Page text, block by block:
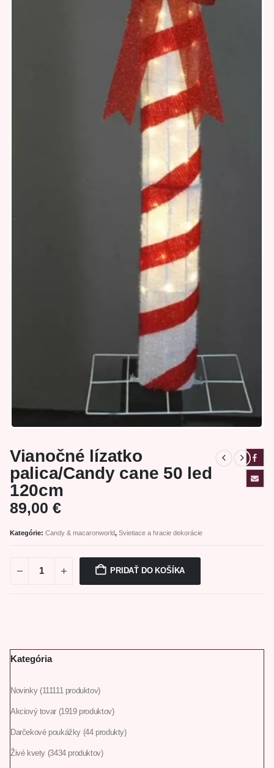
Vianočné lízatko
palica/Candy cane 50 led
120cm
89,00 €
Kategórie: Candy & macaronworld, Svietiace a hracie dekorácie
PRIDAŤ DO KOŠÍKA
Kategória
Novinky 111111 produktov
Akciový tovar 1919 produktov
Darčekové poukážky 44 produkty
Živé kvety 3434 produktov